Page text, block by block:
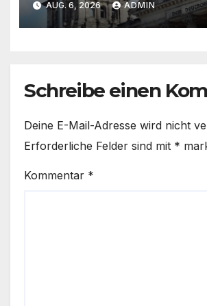
AUG. 6, 2026 ADMIN
Schreibe einen
Deine E-Mail-Adresse wird nicht
Erforderliche Felder sind mit *
Kommentar *